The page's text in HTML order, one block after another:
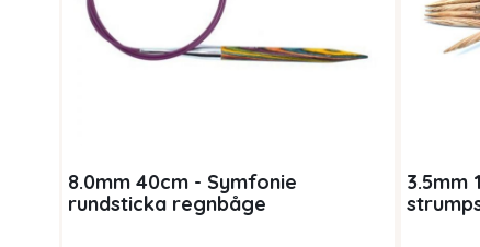
8.0mm 40cm - Symfonie
rundsticka regnbåge
3.5mm